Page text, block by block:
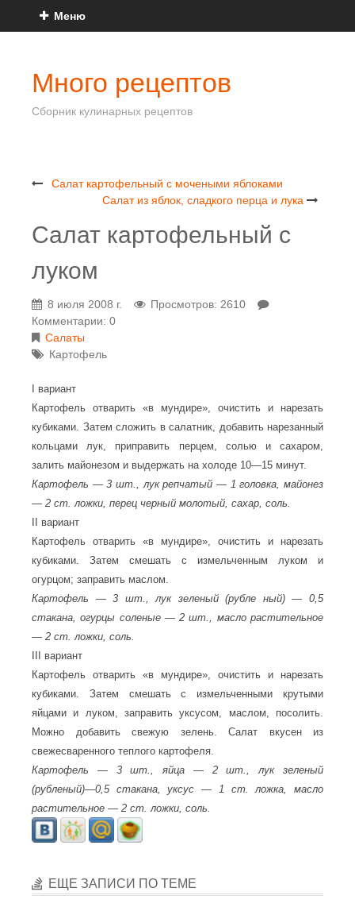
Меню
Много рецептов
Сборник кулинарных рецептов
Салат картофельный с мочеными яблоками
Салат из яблок, сладкого перца и лука
Салат картофельный с
луком
8 июля 2008 г.
Просмотров: 2610
Комментарии: 0
Салаты
Картофель
I вариант
Картофель отварить «в мундире», очистить и нарезать
кубиками. Затем сложить в салатник, добавить нарезанный
кольцами лук, приправить перцем, солью и сахаром,
залить майонезом и выдержать на холоде 10—15 минут.
Картофель — 3 шт., лук репчатый — 1 головка, майонез
— 2 ст. ложки, перец черный молотый, сахар, соль.
II вариант
Картофель отварить «в мундире», очистить и нарезать
кубиками. Затем смешать с измельченным луком и
огурцом; заправить маслом.
Картофель — 3 шт., лук зеленый (рубле ный) — 0,5
стакана, огурцы соленые — 2 шт., масло растительное
— 2 ст. ложки, соль.
III вариант
Картофель отварить «в мундире», очистить и нарезать
кубиками. Затем смешать с измельченными крутыми
яйцами и луком, заправить уксусом, маслом, посолить.
Можно добавить свежую зелень. Салат вкусен из
свежесваренного теплого картофеля.
Картофель — 3 шт., яйца — 2 шт., лук зеленый
(рубленый)—0,5 стакана, уксус — 1 ст. ложка, масло
растительное — 2 ст. ложки, соль.
ЕЩЕ ЗАПИСИ ПО ТЕМЕ